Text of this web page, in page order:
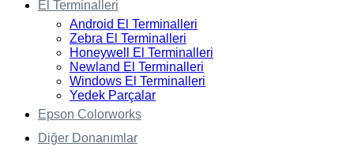
El Terminalleri
Android El Terminalleri
Zebra El Terminalleri
Honeywell El Terminalleri
Newland El Terminalleri
Windows El Terminalleri
Yedek Parçalar
Epson Colorworks
Diğer Donanımlar